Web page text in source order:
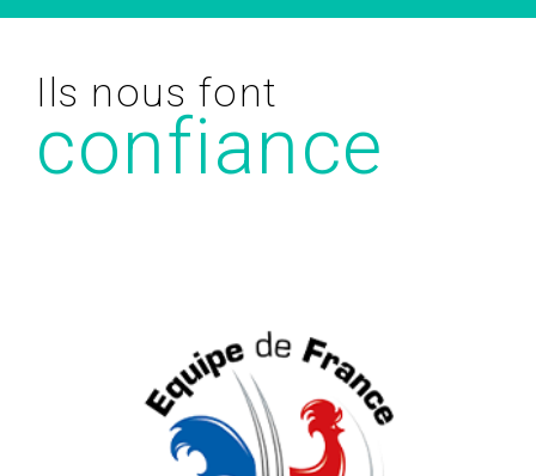
Ils nous font
confiance